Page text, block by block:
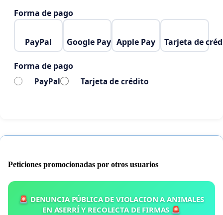
Forma de pago
PayPal Google Pay Apple Pay Tarjeta de
Forma de pago
PayPal Tarjeta de crédito
Peticiones promocionadas por otros usuarios
🚨 DENUNCIA PÚBLICA DE VIOLACION A ANIMALES
EN ASERRÍ Y RECOLECTA DE FIRMAS 🚨